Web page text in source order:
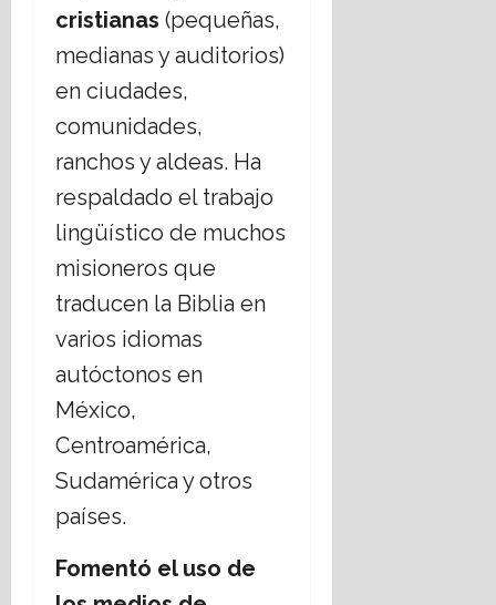
cristianas (pequeñas,
medianas y auditorios)
en ciudades,
comunidades,
ranchos y aldeas. Ha
respaldado el trabajo
lingüístico de muchos
misioneros que
traducen la Biblia en
varios idiomas
autóctonos en
México,
Centroamérica,
Sudamérica y otros
países.
Fomentó el uso de